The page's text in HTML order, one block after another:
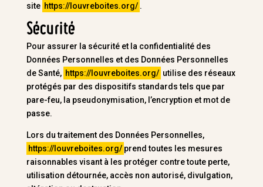
site https://louvreboites.org/ .
Sécurité
Pour assurer la sécurité et la confidentialité des
Données Personnelles et des Données Personnelles
de Santé, https://louvreboites.org/ utilise des réseaux
protégés par des dispositifs standards tels que par
pare-feu, la pseudonymisation, l’encryption et mot de
passe.
Lors du traitement des Données Personnelles,
https://louvreboites.org/ prend toutes les mesures
raisonnables visant à les protéger contre toute perte,
utilisation détournée, accès non autorisé, divulgation,